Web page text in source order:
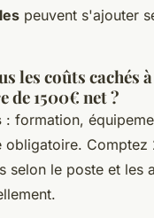
peuvent s'ajouter
les coûts cachés
de 1500€ net ?
: formation,
obligatoire.
selon le poste et les